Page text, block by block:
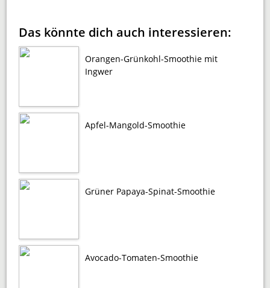
Das könnte dich auch interessieren:
Orangen-Grünkohl-Smoothie mit
Ingwer
Apfel-Mangold-Smoothie
Grüner Papaya-Spinat-Smoothie
Avocado-Tomaten-Smoothie